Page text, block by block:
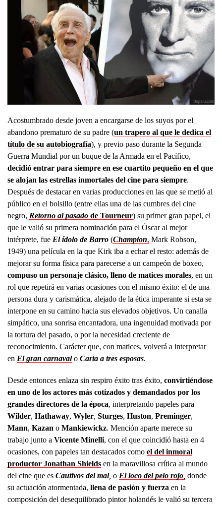
Acostumbrado desde joven a encargarse de los suyos por el
abandono prematuro de su padre (un trapero al que le dedica el
título de su autobiografía), y previo paso durante la Segunda
Guerra Mundial por un buque de la Armada en el Pacífico,
decidió entrar para siempre en ese cuartito pequeño en el que
se alojan las estrellas inmortales del cine para siempre.
Después de destacar en varias producciones en las que se metió al
público en el bolsillo (entre ellas una de las cumbres del cine
negro, Retorno al pasado de Tourneur) su primer gran papel, el
que le valió su primera nominación para el Óscar al mejor
intérprete, fue El ídolo de Barro (Champion, Mark Robson,
1949) una película en la que Kirk iba a echar el resto: además de
mejorar su forma física para parecerse a un campeón de boxeo,
compuso un personaje clásico, lleno de matices morales, en un
rol que repetirá en varias ocasiones con el mismo éxito: el de una
persona dura y carismática, alejado de la ética imperante si esta se
interpone en su camino hacia sus elevados objetivos. Un canalla
simpático, una sonrisa encantadora, una ingenuidad motivada por
la tortura del pasado, o por la necesidad creciente de
reconocimiento. Carácter que, con matices, volverá a interpretar
en El gran carnaval o Carta a tres esposas.
Desde entonces enlaza sin respiro éxito tras éxito, convirtiéndose
en uno de los actores más cotizados y demandados por los
grandes directores de la época, interpretando papeles para
Wilder, Hathaway, Wyler, Sturges, Huston, Preminger,
Mann, Kazan o Mankiewickz. Mención aparte merece su
trabajo junto a Vicente Minelli, con el que coincidió hasta en 4
ocasiones, con papeles tan destacados como el del inmoral
productor Jonathan Shields en la maravillosa crítica al mundo
del cine que es Cautivos del mal, o El loco del pelo rojo donde
su actuación atormentada, llena de pasión y fuerza en la
composición del desequilibrado pintor holandés le valió su tercera